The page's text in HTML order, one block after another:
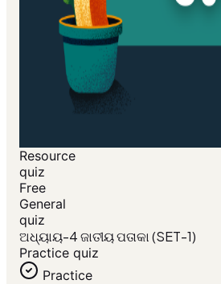
Resource
quiz
Free
General
quiz
ଅଧ୍ୟାୟ-4 ଜାତୀୟ ପତାକା (SET-1)
Practice quiz
Practice